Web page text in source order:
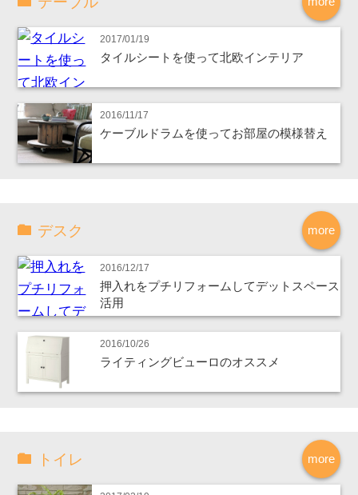
2017/01/19
タイルシートを使って北欧インテリア
2016/11/17
ケーブルドラムを使ってお部屋の模様替え
more
デスク
2016/12/17
押入れをプチリフォームしてデットスペース
活用
2016/10/26
ライティングビューロのオススメ
more
トイレ